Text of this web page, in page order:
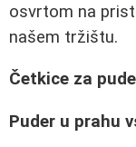
osvrtom na
našem tržištu.
Četkice za
Puder u prahu